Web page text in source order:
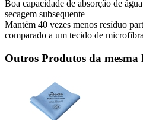
Boa capacidade de absorção de
secagem subsequente
Mantém 40 vezes menos resíduo
comparado a um tecido de
Outros Produtos da mesma